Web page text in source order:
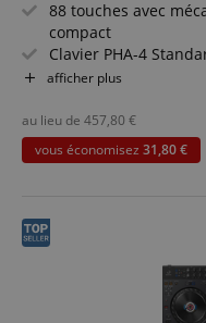
88 touches avec
compact
Clavier PHA-4
Génération sonore
Sortie casque &
Mode Twin Piano
Haut-parleurs
Bluetooth intégré &
afficher plus
au lieu de 457,80 €
vous économisez 31,80 €